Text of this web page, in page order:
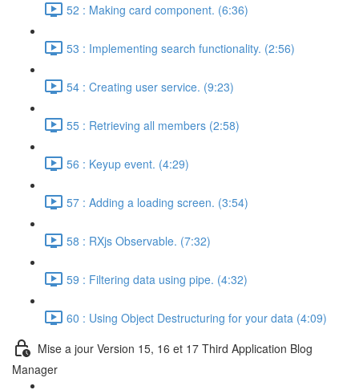
52 : Making card component. (6:36)
53 : Implementing search functionality. (2:56)
54 : Creating user service. (9:23)
55 : Retrieving all members (2:58)
56 : Keyup event. (4:29)
57 : Adding a loading screen. (3:54)
58 : RXjs Observable. (7:32)
59 : Filtering data using pipe. (4:32)
60 : Using Object Destructuring for your data (4:09)
Mise a jour Version 15, 16 et 17 Third Application Blog
Manager